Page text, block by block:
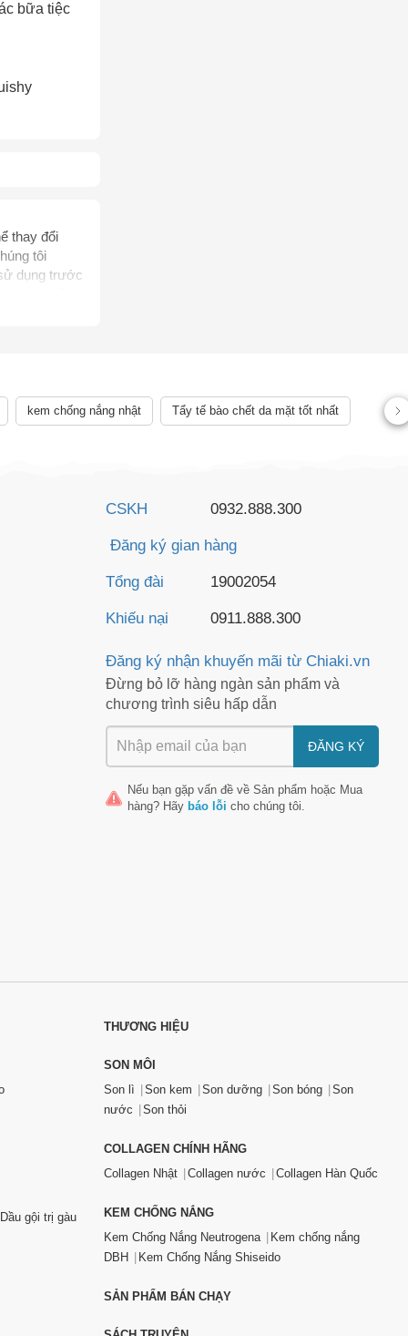
bữa tiệc
thay đổi
tôi
dụng trước
thể
về sản
kem chống nắng nhật Tẩy tế bào chết da mặt tốt nhất
CSKH 0932.888.300
Đăng ký gian hàng
Tổng đài 19002054
Khiếu nại 0911.888.300
Đăng ký nhận khuyến mãi từ Chiaki.vn
Đừng bỏ lỡ hàng ngàn sản phẩm và
chương trình siêu hấp dẫn
ĐĂNG KÝ
Nếu bạn gặp vấn đề về Sản phẩm hoặc Mua
hàng? Hãy báo lỗi cho chúng tôi.
Dầu gội trị gàu
THƯƠNG HIỆU
SON MÔI
Son lì
Son kem Son dưỡng Son bóng
Son
nước
Son thỏi
COLLAGEN CHÍNH HÃNG
Collagen Nhật
Collagen nước Collagen Hàn Quốc
KEM CHỐNG NẮNG
Kem Chống Nắng Neutrogena
Kem chống nắng
DBH
Kem Chống Nắng Shiseido
SẢN PHẨM BÁN CHẠY